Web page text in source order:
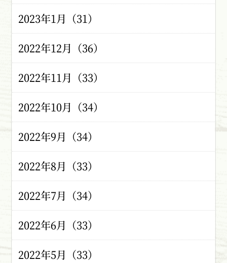
2023年1月（31）
2022年12月（36）
2022年11月（33）
2022年10月（34）
2022年9月（34）
2022年8月（33）
2022年7月（34）
2022年6月（33）
2022年5月（33）